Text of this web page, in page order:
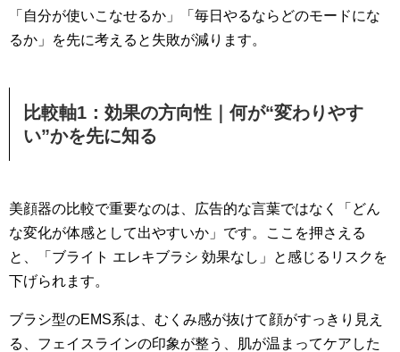
「自分が使いこなせるか」「毎日やるならどのモードにな
るか」を先に考えると失敗が減ります。
比較軸1：効果の方向性｜何が“変わりやす
い”かを先に知る
美顔器の比較で重要なのは、広告的な言葉ではなく「どん
な変化が体感として出やすいか」です。ここを押さえる
と、「ブライト エレキブラシ 効果なし」と感じるリスクを
下げられます。
ブラシ型のEMS系は、むくみ感が抜けて顔がすっきり見え
る、フェイスラインの印象が整う、肌が温まってケアした